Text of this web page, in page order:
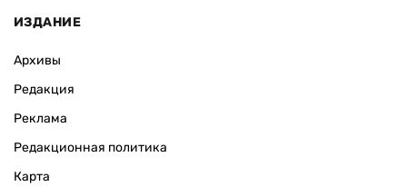
ИЗДАНИЕ
Архивы
Редакция
Реклама
Редакционная политика
Карта